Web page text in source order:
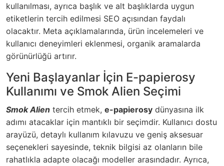
kullanılması, ayrıca başlık ve alt başlıklarda uygun
etiketlerin tercih edilmesi SEO açısından faydalı
olacaktır. Meta açıklamalarında, ürün incelemeleri ve
kullanıcı deneyimleri eklenmesi, organik aramalarda
görünürlüğü artırır.
Yeni Başlayanlar İçin E-papierosy
Kullanımı ve Smok Alien Seçimi
Smok Alien tercih etmek, e-papierosy dünyasına ilk
adımı atacaklar için mantıklı bir seçimdir. Kullanıcı dostu
arayüzü, detaylı kullanım kılavuzu ve geniş aksesuar
seçenekleri sayesinde, teknik bilgisi az olanların bile
rahatlıkla adapte olacağı modeller arasındadır. Ayrıca,